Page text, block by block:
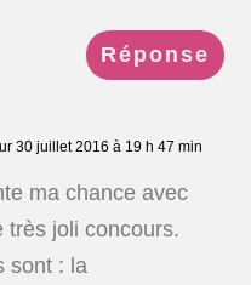
Réponse
30 juillet 2016 à 19 h 47 min
ma chance avec
très joli concours.
sont : la